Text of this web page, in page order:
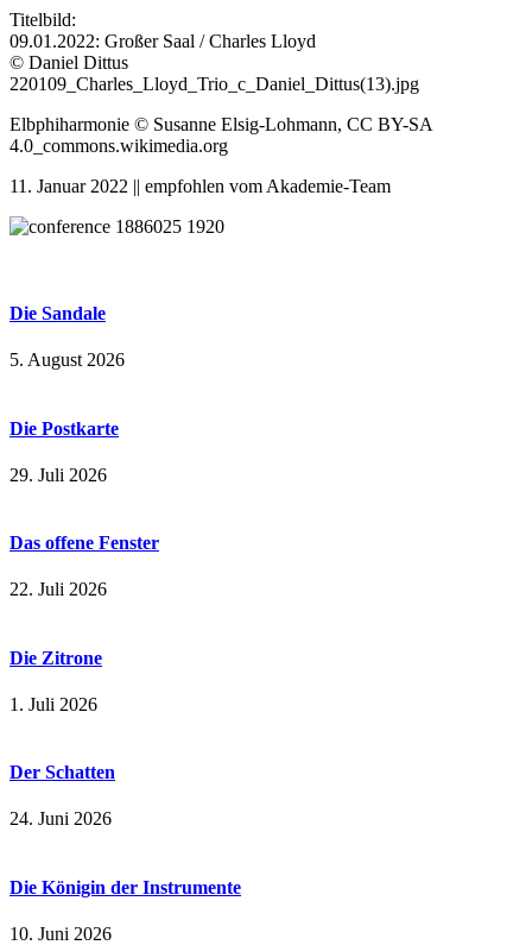
Titelbild:
09.01.2022: Großer Saal / Charles Lloyd
© Daniel Dittus
220109_Charles_Lloyd_Trio_c_Daniel_Dittus(13).jpg
Elbphiharmonie © Susanne Elsig-Lohmann, CC BY-SA
4.0_commons.wikimedia.org
11. Januar 2022 || empfohlen vom Akademie-Team
Die Sandale
5. August 2026
Die Postkarte
29. Juli 2026
Das offene Fenster
22. Juli 2026
Die Zitrone
1. Juli 2026
Der Schatten
24. Juni 2026
Die Königin der Instrumente
10. Juni 2026